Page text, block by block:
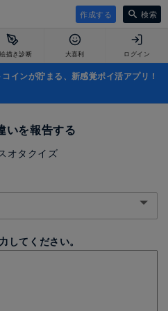
作成する 検索
描き診断 大喜利 ログイン
インが貯まる、新感覚ポイ活アプリ！
いを報告する
オタクイズ
してください。